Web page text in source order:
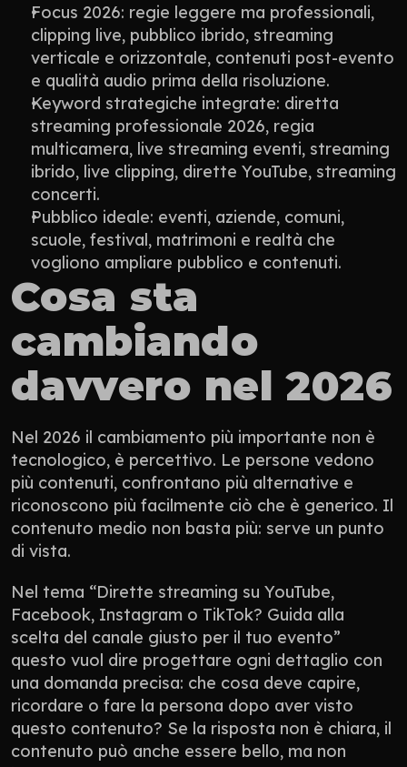
Focus 2026: regie leggere ma professionali,
clipping live, pubblico ibrido, streaming
verticale e orizzontale, contenuti post-evento
e qualità audio prima della risoluzione.
Keyword strategiche integrate: diretta
streaming professionale 2026, regia
multicamera, live streaming eventi, streaming
ibrido, live clipping, dirette YouTube, streaming
concerti.
Pubblico ideale: eventi, aziende, comuni,
scuole, festival, matrimoni e realtà che
vogliono ampliare pubblico e contenuti.
Cosa sta
cambiando
davvero nel 2026
Nel 2026 il cambiamento più importante non è
tecnologico, è percettivo. Le persone vedono
più contenuti, confrontano più alternative e
riconoscono più facilmente ciò che è generico. Il
contenuto medio non basta più: serve un punto
di vista.
Nel tema “Dirette streaming su YouTube,
Facebook, Instagram o TikTok? Guida alla
scelta del canale giusto per il tuo evento”
questo vuol dire progettare ogni dettaglio con
una domanda precisa: che cosa deve capire,
ricordare o fare la persona dopo aver visto
questo contenuto? Se la risposta non è chiara, il
contenuto può anche essere bello, ma non